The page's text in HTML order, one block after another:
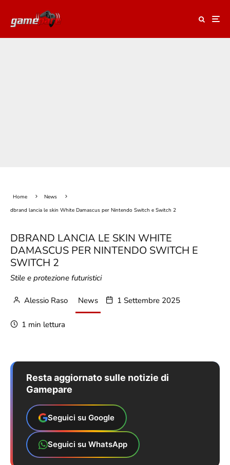
Home
News
dbrand lancia le skin White Damascus per Nintendo Switch e Switch 2
DBRAND LANCIA LE SKIN WHITE
DAMASCUS PER NINTENDO SWITCH E
SWITCH 2
Stile e protezione futuristici
Alessio Raso News 1 Settembre 2025
1 min lettura
Resta aggiornato sulle notizie di
Gamepare
Seguici su Google
Seguici su WhatsApp